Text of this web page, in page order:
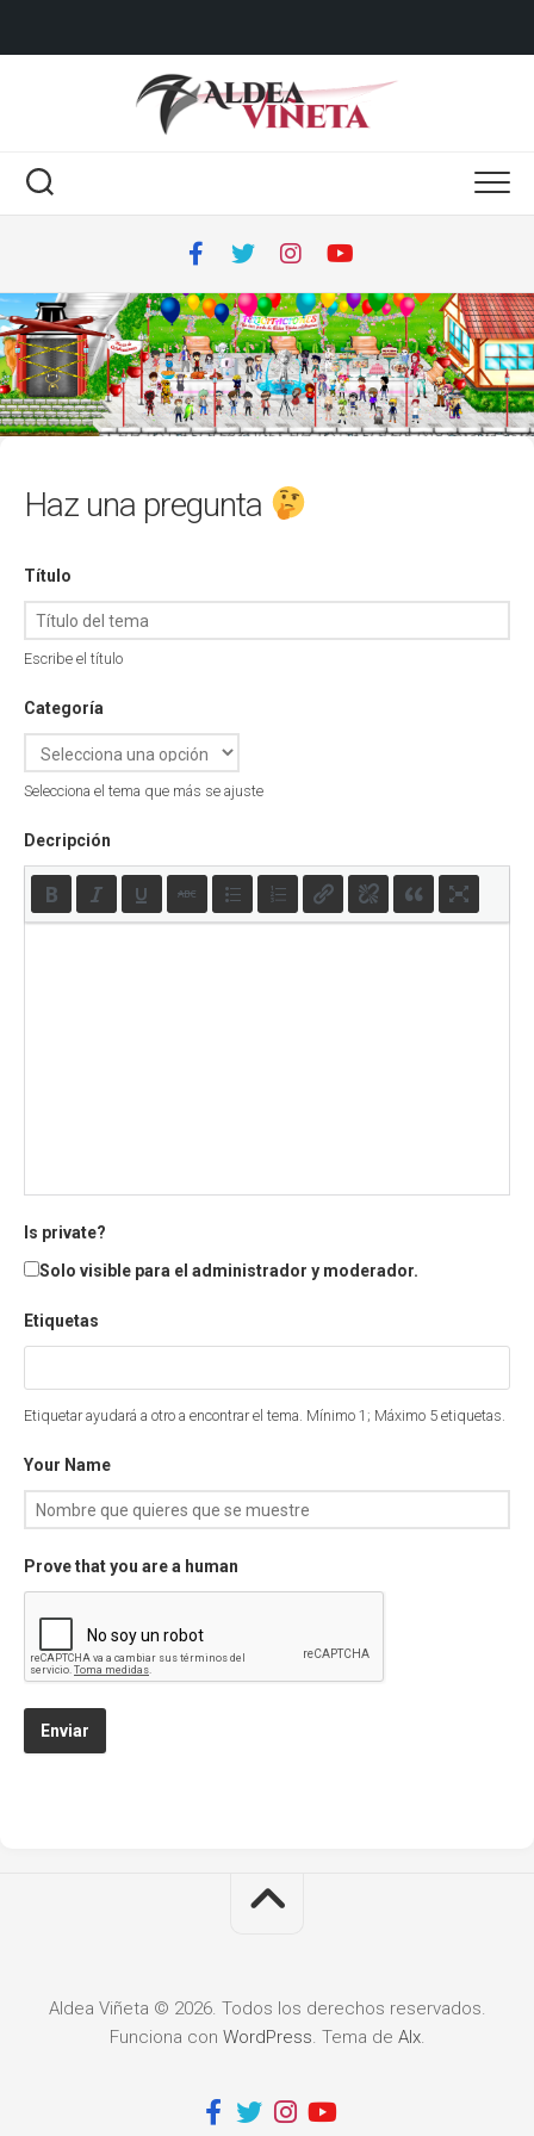
Haz una pregunta
Título
Escribe el título
Categoría
Selecciona el tema que más se ajuste
Decripción
Is private?
Solo visible para el administrador y moderador.
Etiquetas
Etiquetar ayudará a otro a encontrar el tema. Mínimo 1; Máximo 5 etiquetas.
Your Name
Prove that you are a human
Enviar
Aldea Viñeta © 2026. Todos los derechos reservados.
Funciona con WordPress. Tema de Alx.